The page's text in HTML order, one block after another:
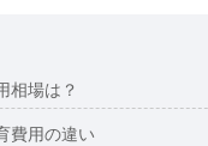
相場は？
費用の違い